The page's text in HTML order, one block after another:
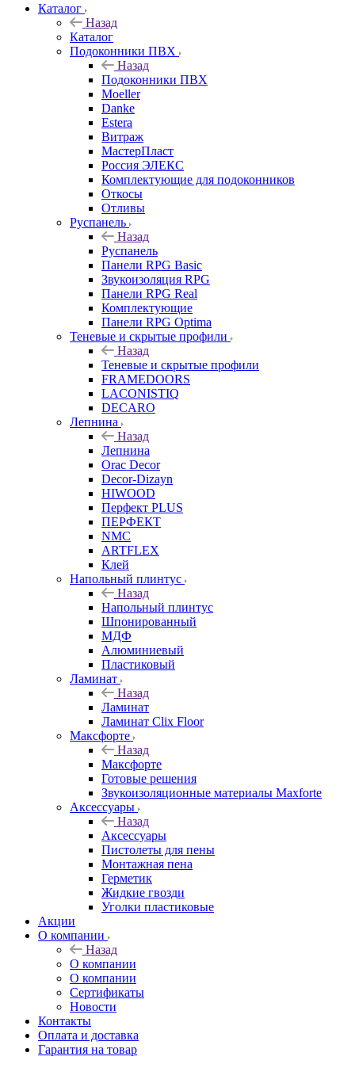
Каталог
Назад
Каталог
Подоконники ПВХ
Назад
Подоконники ПВХ
Moeller
Danke
Estera
Витраж
МастерПласт
Россия ЭЛЕКС
Комплектующие для подоконников
Откосы
Отливы
Руспанель
Назад
Руспанель
Панели RPG Basic
Звукоизоляция RPG
Панели RPG Real
Комплектующие
Панели RPG Optima
Теневые и скрытые профили
Назад
Теневые и скрытые профили
FRAMEDOORS
LACONISTIQ
DECARO
Лепнина
Назад
Лепнина
Orac Decor
Decor-Dizayn
HIWOOD
Перфект PLUS
ПЕРФЕКТ
NMC
ARTFLEX
Клей
Напольный плинтус
Назад
Напольный плинтус
Шпонированный
МДФ
Алюминиевый
Пластиковый
Ламинат
Назад
Ламинат
Ламинат Clix Floor
Максфорте
Назад
Максфорте
Готовые решения
Звукоизоляционные материалы Maxforte
Аксессуары
Назад
Аксессуары
Пистолеты для пены
Монтажная пена
Герметик
Жидкие гвозди
Уголки пластиковые
Акции
О компании
Назад
О компании
О компании
Сертификаты
Новости
Контакты
Оплата и доставка
Гарантия на товар